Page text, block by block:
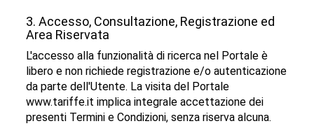
3. Accesso, Consultazione, Registrazione ed
Area Riservata
L'accesso alla funzionalità di ricerca nel Portale è
libero e non richiede registrazione e/o autenticazione
da parte dell'Utente. La visita del Portale
www.tariffe.it implica integrale accettazione dei
presenti Termini e Condizioni, senza riserva alcuna.